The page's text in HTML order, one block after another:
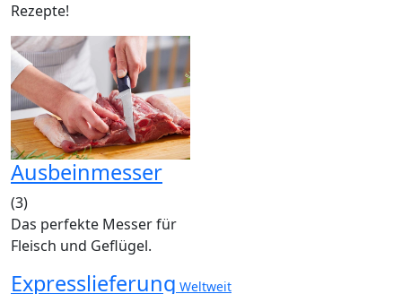
Rezepte!
Ausbeinmesser
(3)
Das perfekte Messer für
Fleisch und Geflügel.
Expresslieferung Weltweit